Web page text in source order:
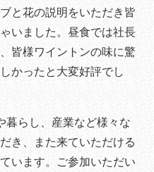
と花の説明をいただき皆
いました。昼食では社長
皆様ワイントンの味に驚
かったと大変好評でし
暮らし、産業など様々な
き、また来ていただける
います。ご参加いただい